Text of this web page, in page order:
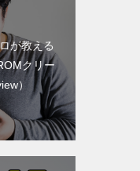
が教える
クリー
）